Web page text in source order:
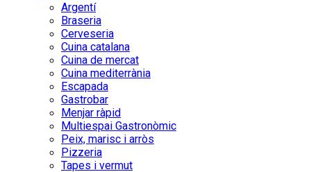
Argentí
Braseria
Cerveseria
Cuina catalana
Cuina de mercat
Cuina mediterrània
Escapada
Gastrobar
Menjar ràpid
Multiespai Gastronòmic
Peix, marisc i arròs
Pizzeria
Tapes i vermut